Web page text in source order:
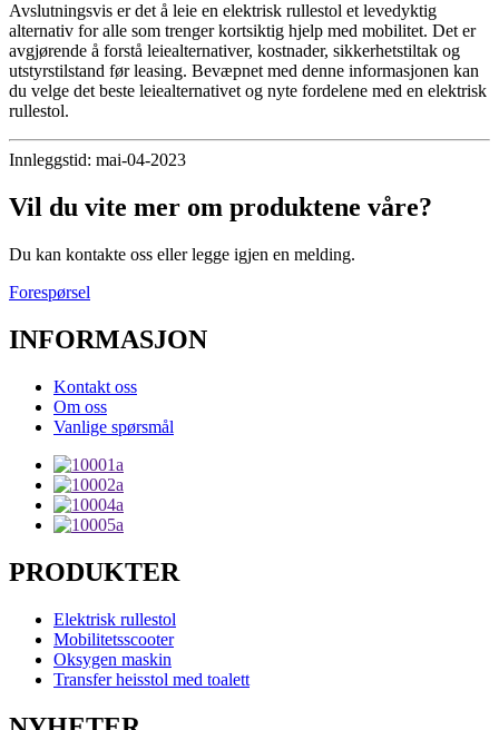
Avslutningsvis er det å leie en elektrisk rullestol et levedyktig
alternativ for alle som trenger kortsiktig hjelp med mobilitet. Det er
avgjørende å forstå leiealternativer, kostnader, sikkerhetstiltak og
utstyrstilstand før leasing. Bevæpnet med denne informasjonen kan
du velge det beste leiealternativet og nyte fordelene med en elektrisk
rullestol.
Innleggstid: mai-04-2023
Vil du vite mer om produktene våre?
Du kan kontakte oss eller legge igjen en melding.
Forespørsel
INFORMASJON
Kontakt oss
Om oss
Vanlige spørsmål
PRODUKTER
Elektrisk rullestol
Mobilitetsscooter
Oksygen maskin
Transfer heisstol med toalett